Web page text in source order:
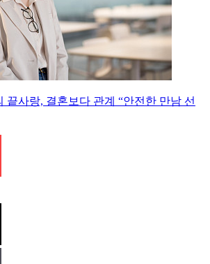
끝사랑, 결혼보다 관계 “안전한 만남 선